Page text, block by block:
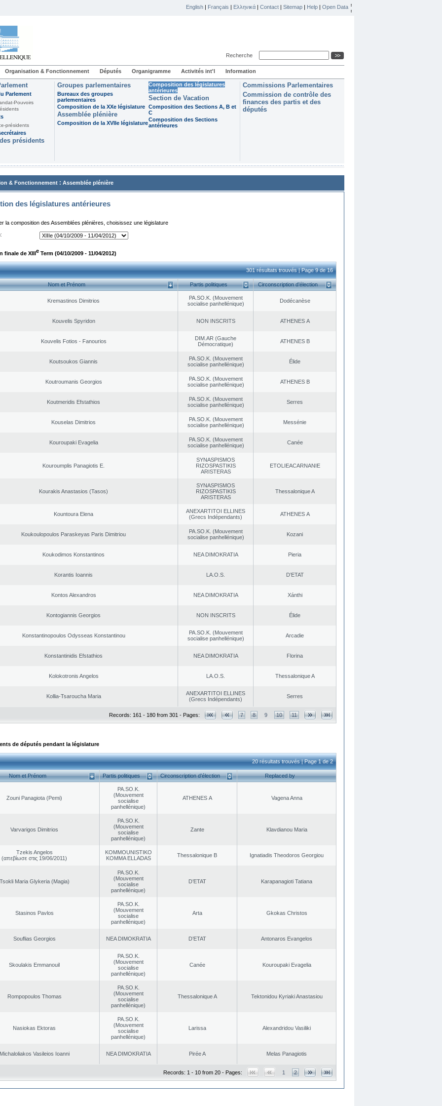
English | Français | Ελληνικά | Contact | Sitemap | Help | Open Data
Recherche
Organisation & Fonctionnement Députés Organigramme Activités int'l Information
Parlement
Pouvoirs
présidents
présidents
Groupes parlementaires
Bureaux des groupes
parlementaires
Composition de la XXe législature
Assemblée plénière
Composition de la XVIIe législature
Composition des législatures
antérieures
Section de Vacation
Composition des Sections A, B et
C
Composition des Sections
antérieures
Commissions Parlementaires
Commission de contrôle des
finances des partis et des
députés
& Fonctionnement : Assemblée plénière
des législatures antérieures
la composition des Assemblées plénières, choisissez une législature
finale de XIIIe Term (04/10/2009 - 11/04/2012)
301 résultats trouvés | Page 9 de 16
Nom et Prénom Partis politiques Circonscription d’élection
Kremastinos Dimitrios
PA.SO.K. (Mouvement
socialise panhellénique)
Dodécanèse
Kouvelis Spyridon NON INSCRITS ATHENES Α
Kouvelis Fotios - Fanourios
DIM.AR (Gauche
Démocratique)
ATHENES Β
Koutsoukos Giannis
PA.SO.K. (Mouvement
socialise panhellénique)
Élide
Koutroumanis Georgios
PA.SO.K. (Mouvement
socialise panhellénique)
ATHENES Β
Koutmeridis Efstathios
PA.SO.K. (Mouvement
socialise panhellénique)
Serres
Kouselas Dimitrios
PA.SO.K. (Mouvement
socialise panhellénique)
Messénie
Kouroupaki Evagelia
PA.SO.K. (Mouvement
socialise panhellénique)
Canée
Kouroumplis Panagiotis E.
SYNASPISMOS
RIZOSPASTIKIS
ARISTERAS
EΤOLIEACARNANIE
Kourakis Anastasios (Tasos)
SYNASPISMOS
RIZOSPASTIKIS
ARISTERAS
Thessalonique A
Kountoura Elena
ANEXARTITOI ELLINES
(Grecs Indépendants)
ATHENES Α
Koukoulopoulos Paraskeyas Paris Dimitriou
PA.SO.K. (Mouvement
socialise panhellénique)
Kozani
Koukodimos Konstantinos NEA DΙMOKRATIA Pieria
Korantis Ioannis LA.O.S. D’ETAT
Kontos Alexandros NEA DΙMOKRATIA Xánthi
Kontogiannis Georgios NON INSCRITS Élide
Konstantinopoulos Odysseas Konstantinou
PA.SO.K. (Mouvement
socialise panhellénique)
Arcadie
Konstantinidis Efstathios NEA DΙMOKRATIA Florina
Kolokotronis Angelos LA.O.S. Thessalonique A
Kollia-Tsaroucha Maria
ANEXARTITOI ELLINES
(Grecs Indépendants)
Serres
Records: 161 - 180 from 301 - Pages: 7 8 9 10 11
de députés pendant la législature
20 résultats trouvés | Page 1 de 2
Nom et Prénom Partis politiques Circonscription d’élection Replaced by
Zouni Panagiota (Pemi)
PA.SO.K.
(Mouvement
socialise
panhellénique)
ATHENES Α Vagena Anna
Varvarigos Dimitrios
PA.SO.K.
(Mouvement
socialise
panhellénique)
Zante Klavdianou Maria
Tzekis Angelos
(απεβίωσε στις 19/06/2011)
KOMMOUNISTIKO
KOMMA ELLADAS
Thessalonique B Ignatiadis Theodoros Georgiou
Tsokli Maria Glykeria (Magia)
PA.SO.K.
(Mouvement
socialise
panhellénique)
D’ETAT Karapanagioti Tatiana
Stasinos Pavlos
PA.SO.K.
(Mouvement
socialise
panhellénique)
Arta Gkokas Christos
Souflias Georgios NEA DΙMOKRATIA D’ETAT Antonaros Evangelos
Skoulakis Emmanouil
PA.SO.K.
(Mouvement
socialise
panhellénique)
Canée Kouroupaki Evagelia
Rompopoulos Thomas
PA.SO.K.
(Mouvement
socialise
panhellénique)
Thessalonique A Tektonidou Kyriaki Anastasiou
Nasiokas Ektoras
PA.SO.K.
(Mouvement
socialise
panhellénique)
Larissa Alexandridou Vasiliki
Michaloliakos Vasileios Ioanni NEA DΙMOKRATIA Pirée A Melas Panagiotis
Records: 1 - 10 from 20 - Pages: 1 2